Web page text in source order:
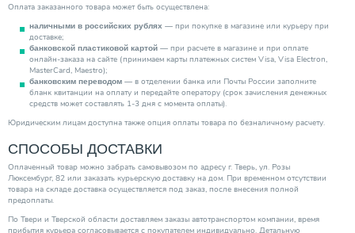
Максим. напор (м)
Производитель
Глубина погружения/всасывания (м) 5.00
Страна производитель Дания
Объем гидробака (л)
Высота (мм) 200.00
Категория
Оплата заказанного товара может быть осуществлена:
наличными в российских рублях — при покупке в магазине или курьеру при
доставке;
банковской пластиковой картой — при расчете в магазине и при оплате
онлайн-заказа на сайте (принимаем карты платежных систем Visa, Visa Electron,
MasterCard, Maestro);
банковским переводом — в отделении банка или Почты России заполните
бланк квитанции на оплату и передайте оператору (срок зачисления денежных
средств может составлять 1-3 дня с момента оплаты).
Юридическим лицам доступна также опция оплаты товара по безналичному расчету.
СПОСОБЫ ДОСТАВКИ
Оплаченный товар можно забрать самовывозом по адресу г. Тверь, ул. Розы
Люксембург, 82 или заказать курьерскую доставку на дом. При временном отсутствии
товара на складе доставка осуществляется под заказ, после внесения полной
предоплаты.
По Твери и Тверской области доставляем заказы автотранспортом компании, время
прибытия курьера согласовывается с покупателем индивидуально. Детальную